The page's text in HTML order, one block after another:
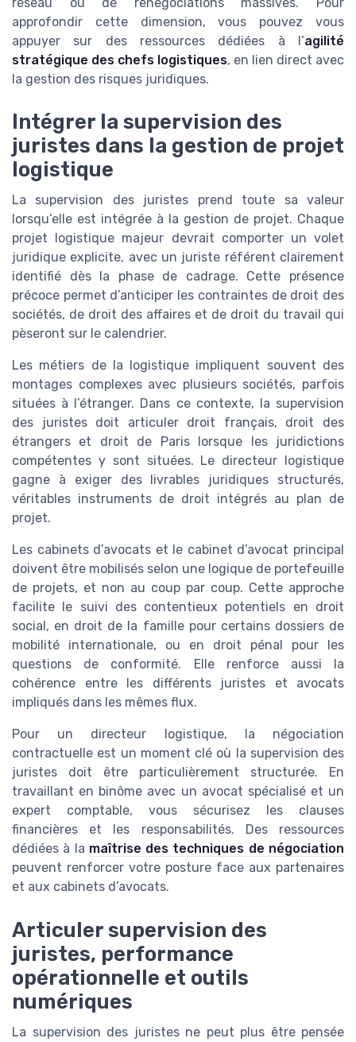
approfondir cette dimension, vous pouvez vous
appuyer sur des ressources dédiées à l’agilité
stratégique des chefs logistiques, en lien direct avec
la gestion des risques juridiques.
Intégrer la supervision des
juristes dans la gestion de projet
logistique
La supervision des juristes prend toute sa valeur
lorsqu’elle est intégrée à la gestion de projet. Chaque
projet logistique majeur devrait comporter un volet
juridique explicite, avec un juriste référent clairement
identifié dès la phase de cadrage. Cette présence
précoce permet d’anticiper les contraintes de droit des
sociétés, de droit des affaires et de droit du travail qui
pèseront sur le calendrier.
Les métiers de la logistique impliquent souvent des
montages complexes avec plusieurs sociétés, parfois
situées à l’étranger. Dans ce contexte, la supervision
des juristes doit articuler droit français, droit des
étrangers et droit de Paris lorsque les juridictions
compétentes y sont situées. Le directeur logistique
gagne à exiger des livrables juridiques structurés,
véritables instruments de droit intégrés au plan de
projet.
Les cabinets d’avocats et le cabinet d’avocat principal
doivent être mobilisés selon une logique de portefeuille
de projets, et non au coup par coup. Cette approche
facilite le suivi des contentieux potentiels en droit
social, en droit de la famille pour certains dossiers de
mobilité internationale, ou en droit pénal pour les
questions de conformité. Elle renforce aussi la
cohérence entre les différents juristes et avocats
impliqués dans les mêmes flux.
Pour un directeur logistique, la négociation
contractuelle est un moment clé où la supervision des
juristes doit être particulièrement structurée. En
travaillant en binôme avec un avocat spécialisé et un
expert comptable, vous sécurisez les clauses
financières et les responsabilités. Des ressources
dédiées à la maîtrise des techniques de négociation
peuvent renforcer votre posture face aux partenaires
et aux cabinets d’avocats.
Articuler supervision des
juristes, performance
opérationnelle et outils
numériques
La supervision des juristes ne peut plus être pensée